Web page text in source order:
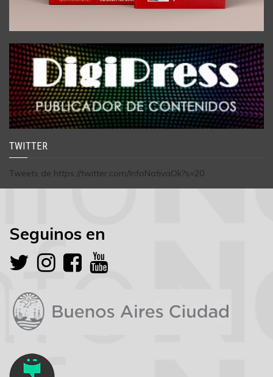
TWITTER
Tweets de https://twitter.com/InfoNativaOk?s=20
Seguinos en